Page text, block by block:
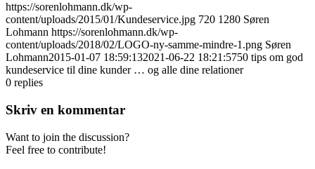
https://sorenlohmann.dk/wp-
content/uploads/2015/01/Kundeservice.jpg 720 1280 Søren
Lohmann https://sorenlohmann.dk/wp-
content/uploads/2018/02/LOGO-ny-samme-mindre-1.png Søren
Lohmann2015-01-07 18:59:132021-06-22 18:21:5750 tips om god
kundeservice til dine kunder … og alle dine relationer
0 replies
Skriv en kommentar
Want to join the discussion?
Feel free to contribute!